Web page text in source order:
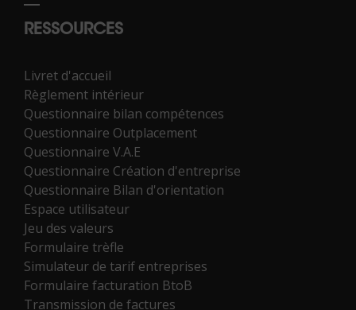
RESSOURCES
Livret d'accueil
Règlement intérieur
Questionnaire bilan compétences
Questionnaire Outplacement
Questionnaire V.A.E
Questionnaire Création d'entreprise
Questionnaire Bilan d'orientation
Espace utilisateur
Jeu des valeurs
Formulaire trèfle
Simulateur de tarif entreprises
Formulaire facturation BtoB
Transmission de factures